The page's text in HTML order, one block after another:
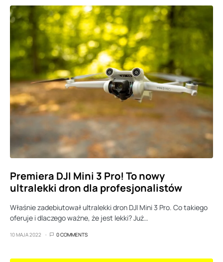
Premiera DJI Mini 3 Pro! To nowy
ultralekki dron dla profesjonalistów
Właśnie zadebiutował ultralekki dron DJI Mini 3 Pro. Co takiego
oferuje i dlaczego ważne, że jest lekki? Już…
10 MAJA 2022 0 COMMENTS